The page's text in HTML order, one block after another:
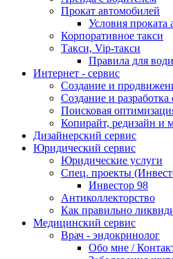
Прокат автомобилей
Условия проката
Корпоративное такси
Такси, Vip-такси
Правила для
Интернет - сервис
Создание и
Создание и разработка
Поисковая
Копирайт, редизайн и
Дизайнерский сервис
Юридический сервис
Юридические услуги
Спец. проекты
Инвестор 98
Антиколлекторство
Как правильно
Медицинский сервис
Врач - эндокринолог
Обо мне /